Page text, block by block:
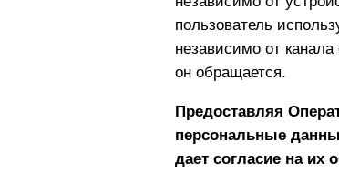
пользователь
независимо от
он обращается.
Предоставляя
персональные
дает согласие на их